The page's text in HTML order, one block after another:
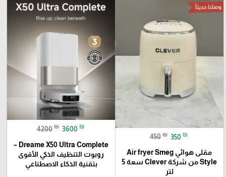
وصلنا حديثاً
450 ₪ 350 ₪
مقلى هوائي Air fryer Smeg
Style من شركة Clever سعة 5
لتر
4200 ₪ 3600 ₪
Dreame X50 Ultra Complete –
روبوت التنظيف الذكي الأقوى
بتقنية الذكاء الاصطناعي